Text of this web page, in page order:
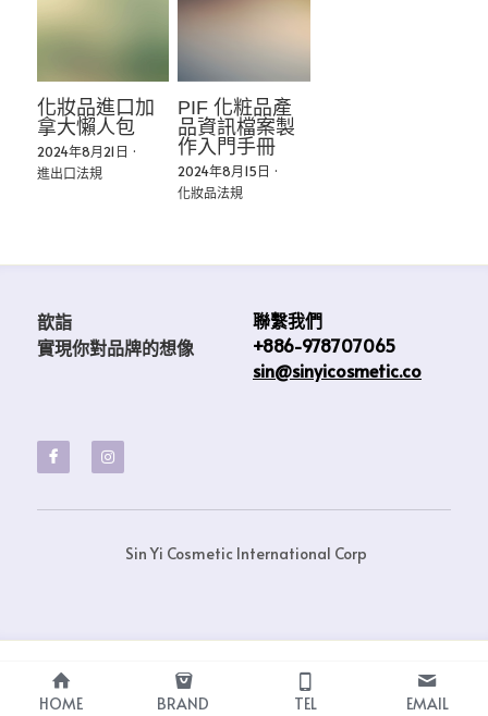
化妝品進口加
拿大懶人包
2024年8月21日 ·
進出口法規
PIF 化粧品產
品資訊檔案製
作入門手冊
2024年8月15日 ·
化妝品法規
歆詣
實現你對品牌的想像
聯繫我們
+886-978707065
sin@sinyicosmetic.co
Sin Yi Cosmetic International Corp
HOME BRAND TEL EMAIL